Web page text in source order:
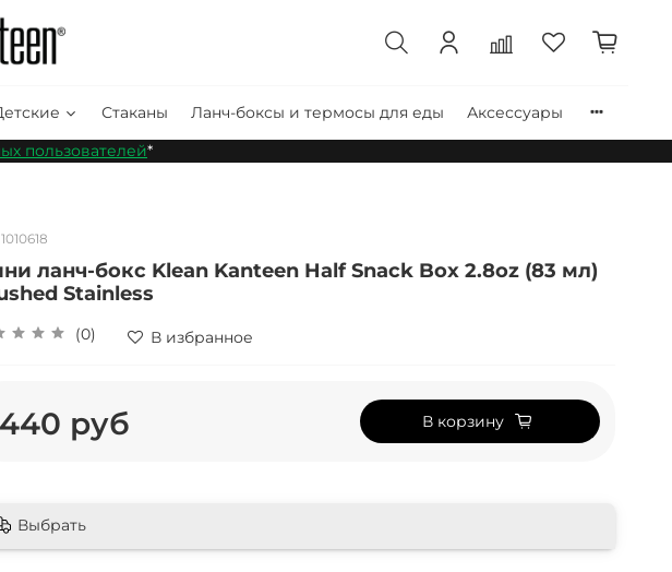
Стаканы Ланч-боксы и термосы для еды
Аксессуары
пользователей*
1010618
ланч-бокс Klean Kanteen Half Snack Box 2.8oz (83 мл)
Stainless
(0) В избранное
руб В корзину
Выбрать